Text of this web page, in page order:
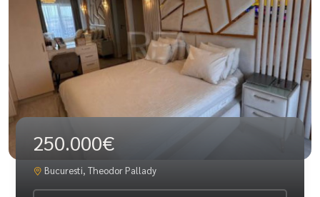
250.000€
Bucuresti, Theodor Pallady